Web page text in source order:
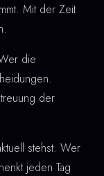
Mit der Zeit
die
der
stehst. Wer
jeden Tag